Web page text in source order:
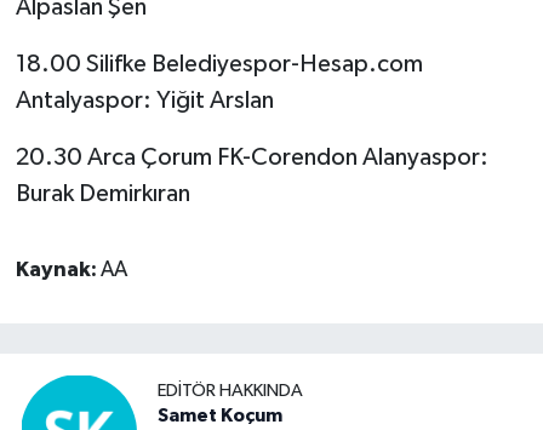
Alpaslan Şen
18.00 Silifke Belediyespor-Hesap.com
Antalyaspor: Yiğit Arslan
20.30 Arca Çorum FK-Corendon Alanyaspor:
Burak Demirkıran
Kaynak: AA
EDITÖR HAKKINDA
Samet Koçum
Yemek